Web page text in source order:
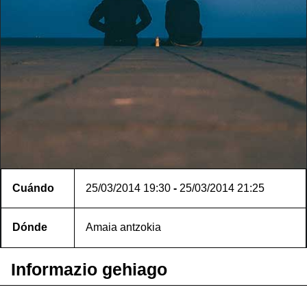
Cuándo 25/03/2014 19:30 - 25/03/2014 21:25
Dónde Amaia antzokia
Informazio gehiago